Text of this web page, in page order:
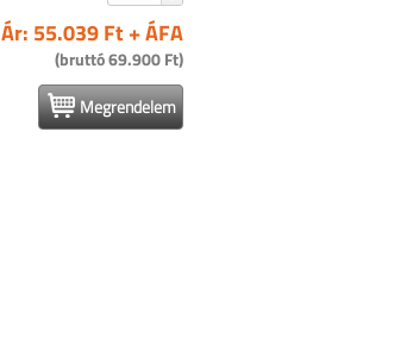
Ár: 55.039 Ft + ÁFA
(bruttó 69.900 Ft)
Megrendelem